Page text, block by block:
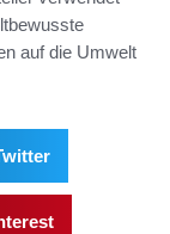
auf die Umwelt